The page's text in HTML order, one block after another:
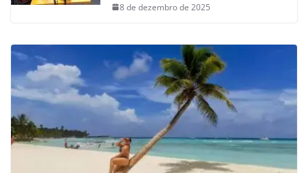
8 de dezembro de 2025